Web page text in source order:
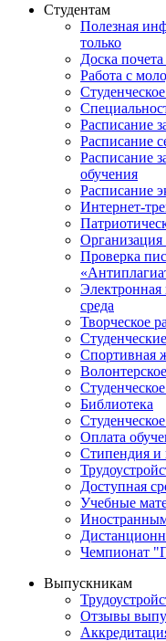
Студентам
Полезная
только
Доска
Работа с
Расписание
Расписание
Расписание
обучения
Расписание
Интернет-
Организация
Проверка
Электронная
среда
Творческое
Спортивная
Библиотека
Оплата
Стипендия и
Доступная
Учебные
Чемпионат
Выпускникам
Отзывы